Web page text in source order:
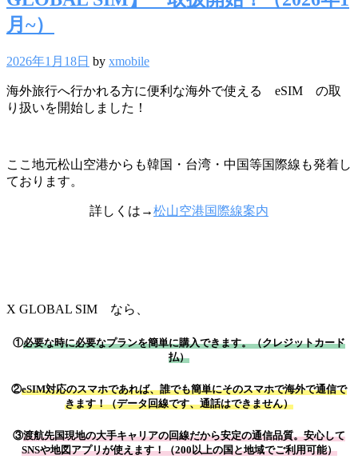
月~）
2026年1月18日 by xmobile
海外旅行へ行かれる方に便利な海外で使える eSIM の取
り扱いを開始しました！
ここ地元松山空港からも韓国・台湾・中国等国際線も発着し
ております。
詳しくは→松山空港国際線案内
X GLOBAL SIM なら、
①必要な時に必要なプランを簡単に購入できます。（クレジットカード
払）
②eSIM対応のスマホであれば、誰でも簡単にそのスマホで海外で通信で
きます！（データ回線です、通話はできません）
③渡航先国現地の大手キャリアの回線だから安定の通信品質。安心して
SNSや地図アプリが使えます！（200以上の国と地域でご利用可能）